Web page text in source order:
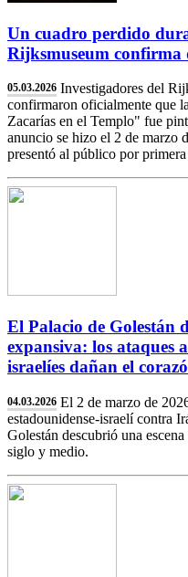
Un cuadro perdido
Rijksmuseum confirma
05.03.2026 Investigadores del
confirmaron oficialmente que
Zacarías en el Templo" fue
anuncio se hizo el 2 de marzo
presentó al público por
El Palacio de Golestán
expansiva: los ataques
israelíes dañan el
04.03.2026 El 2 de marzo de
estadounidense-israelí contra
Golestán descubrió una
siglo y medio.